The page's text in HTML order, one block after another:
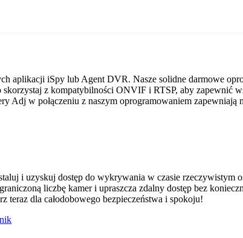
aplikacji iSpy lub Agent DVR. Nasze solidne darmowe
z kompatybilności ONVIF i RTSP, aby zapewnić
Adj w połączeniu z naszym oprogramowaniem
i uzyskuj dostęp do wykrywania w czasie rzeczywistym
liczbę kamer i upraszcza zdalny dostęp bez
dla całodobowego bezpieczeństwa i spokoju!